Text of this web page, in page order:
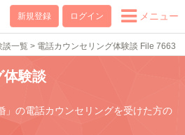
新規登録 ログイン メニュー
談一覧 > 電話カウンセリング体験談 File 7663
体験談
」の電話カウンセリングを受けた方の